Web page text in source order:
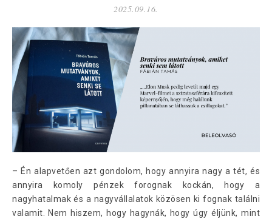
2025.09.16.
– Én alapvetően azt gondolom, hogy annyira nagy a tét, és
annyira komoly pénzek forognak kockán, hogy a
nagyhatalmak és a nagyvállalatok közösen ki fognak találni
valamit. Nem hiszem, hogy hagynák, hogy úgy éljünk, mint